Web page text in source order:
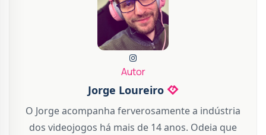
Autor
Jorge Loureiro
O Jorge acompanha ferverosamente a indústria
dos videojogos há mais de 14 anos. Odeia que